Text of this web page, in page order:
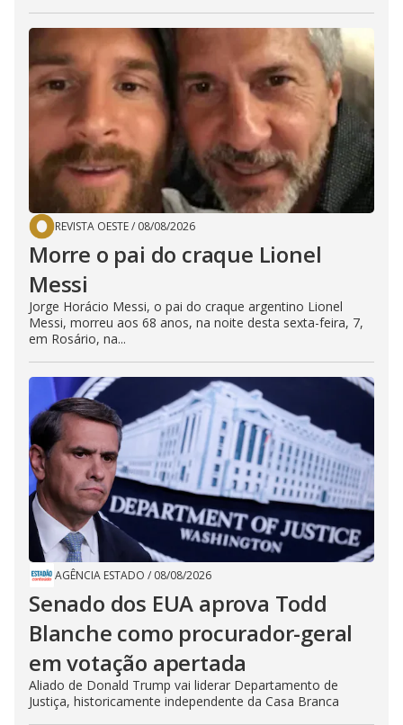
REVISTA OESTE/ 08/08/2026
Morre o pai do craque Lionel
Messi
Jorge Horácio Messi, o pai do craque argentino Lionel
Messi, morreu aos 68 anos, na noite desta sexta-feira, 7,
em Rosário, na...
AGÊNCIA ESTADO / 08/08/2026
Senado dos EUA aprova Todd
Blanche como procurador-geral
em votação apertada
Aliado de Donald Trump vai liderar Departamento de
Justiça, historicamente independente da Casa Branca